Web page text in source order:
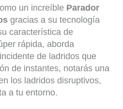
un increíble Parador
gracias a su tecnología
característica de
rápida, aborda
de ladridos que
de instantes, notarás una
los ladridos disruptivos,
a tu entorno.